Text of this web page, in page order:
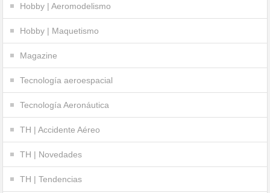
Hobby | Aeromodelismo
Hobby | Maquetismo
Magazine
Tecnología aeroespacial
Tecnología Aeronáutica
TH | Accidente Aéreo
TH | Novedades
TH | Tendencias